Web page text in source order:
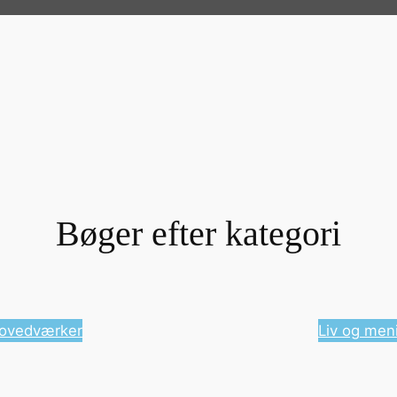
Bøger efter kategori
Liv og